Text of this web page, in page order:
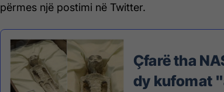
përmes një postimi në Twitter.
Çfarë tha
dy kufomat